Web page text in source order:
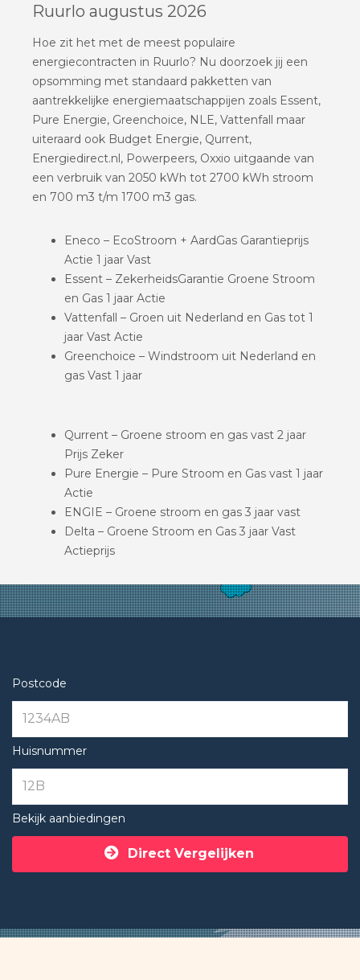
Ruurlo augustus 2026
Hoe zit het met de meest populaire
energiecontracten in Ruurlo? Nu doorzoek jij een
opsomming met standaard pakketten van
aantrekkelijke energiemaatschappijen zoals Essent,
Pure Energie, Greenchoice, NLE, Vattenfall maar
uiteraard ook Budget Energie, Qurrent,
Energiedirect.nl, Powerpeers, Oxxio uitgaande van
een verbruik van 2050 kWh tot 2700 kWh stroom
en 700 m3 t/m 1700 m3 gas.
Eneco – EcoStroom + AardGas Garantieprijs
Actie 1 jaar Vast
Essent – ZekerheidsGarantie Groene Stroom
en Gas 1 jaar Actie
Vattenfall – Groen uit Nederland en Gas tot 1
jaar Vast Actie
Greenchoice – Windstroom uit Nederland en
gas Vast 1 jaar
Qurrent – Groene stroom en gas vast 2 jaar
Prijs Zeker
Pure Energie – Pure Stroom en Gas vast 1 jaar
Actie
ENGIE – Groene stroom en gas 3 jaar vast
Delta – Groene Stroom en Gas 3 jaar Vast
Actieprijs
Postcode
Huisnummer
Bekijk aanbiedingen
Direct Vergelijken